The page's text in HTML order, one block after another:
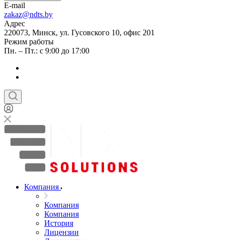
E-mail
zakaz@ndts.by
Адрес
220073, Минск, ул. Гусовского 10, офис 201
Режим работы
Пн. – Пт.: с 9:00 до 17:00
Компания
Компания
Компания
История
Лицензии